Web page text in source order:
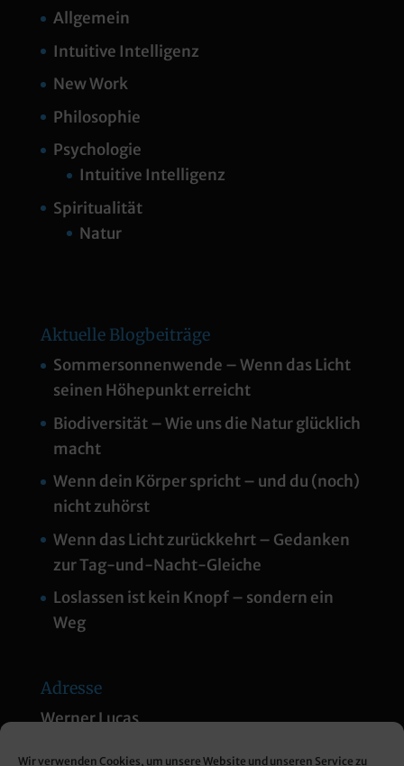
Wir verwenden Cookies, um unsere Website und unseren Service zu
Allgemein
Intuitive Intelligenz
New Work
Philosophie
Psychologie
Intuitive Intelligenz
Spiritualität
Natur
Aktuelle Blogbeiträge
Sommersonnenwende – Wenn das Licht
seinen Höhepunkt erreicht
Biodiversität – Wie uns die Natur glücklich
macht
Wenn dein Körper spricht – und du (noch)
nicht zuhörst
Wenn das Licht zurückkehrt – Gedanken
zur Tag-und-Nacht-Gleiche
Loslassen ist kein Knopf – sondern ein
Weg
Adresse
Werner Lucas